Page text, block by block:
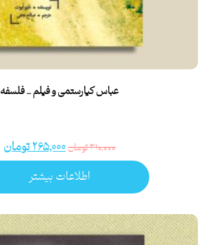
عباس کیارستمی و فیلم _ فلسفه
۳۱۰,۰۰۰تومان۲۶۵,۰۰۰تومان
اطلاعات بیشتر